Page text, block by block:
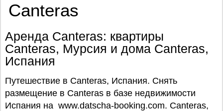
Canteras
Аренда Canteras: квартиры
Canteras, Мурсия и дома Canteras,
Испания
Путешествие в Canteras, Испания. Снять
размещение в Canteras в базе недвижимости
Испания на www.datscha-booking.com. Canteras,